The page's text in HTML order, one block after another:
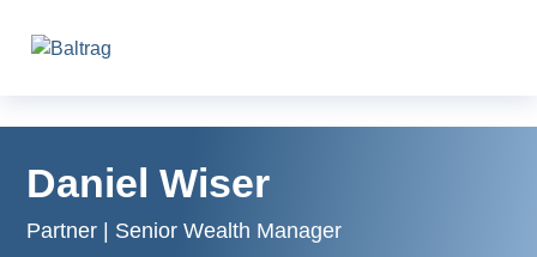
Daniel Wiser
Partner | Senior Wealth Manager